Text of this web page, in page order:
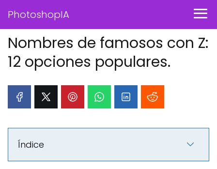
PhotoshopIA
Nombres de famosos con Z:
12 opciones populares.
Índice